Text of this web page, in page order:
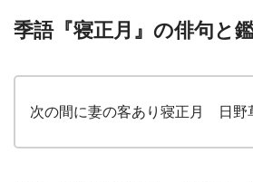
季語『寝正月』の俳句と
次の間に妻の客あり寝正月 日野